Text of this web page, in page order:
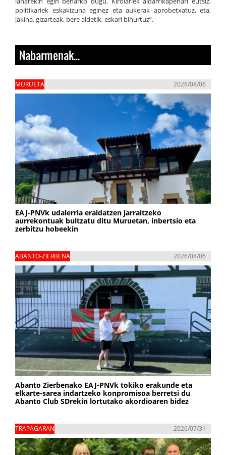
politikariek eskakizuna eginez eta aukerak aprobetxatuz, eta,
jakina, gizarteak, bere aldetik, eskari bihurtuz”.
Nabarmenak...
MURUETA 2026/08/06
EAJ-PNVk udalerria eraldatzen jarraitzeko
aurrekontuak bultzatu ditu Muruetan, inbertsio eta
zerbitzu hobeekin
ABANTO-ZIERBENA 2026/08/06
Abanto Zierbenako EAJ-PNVk tokiko erakunde eta
elkarte-sarea indartzeko konpromisoa berretsi du
Abanto Club SDrekin lortutako akordioaren bidez
TRAPAGARAN 2026/07/31